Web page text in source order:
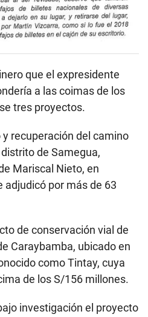
que el expresidente
a las coimas de los
tres proyectos.
recuperación del camino
de Samegua,
Mariscal Nieto, en
adjudicó por más de 63
de conservación vial de
Caraybamba, ubicado en
como Tintay, cuya
de los S/156 millones.
investigación el proyecto